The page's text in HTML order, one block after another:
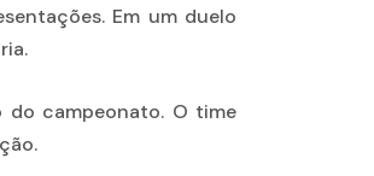
Em um duelo
do campeonato. O time